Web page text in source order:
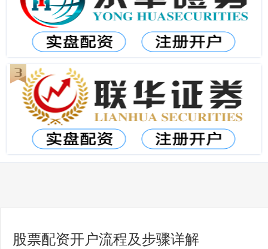
股票配资开户流程及步骤详解